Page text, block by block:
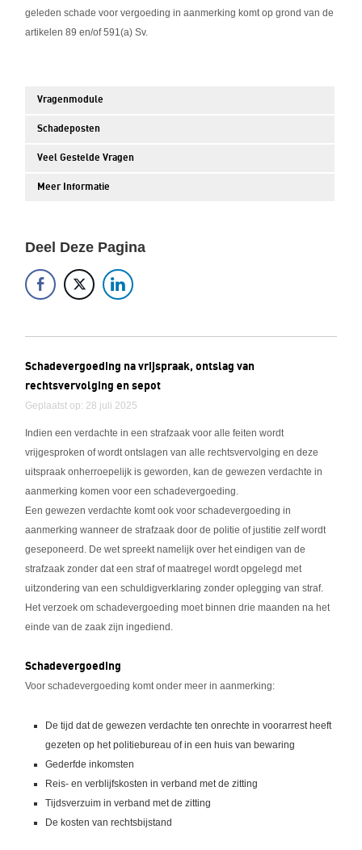
geleden schade voor vergoeding in aanmerking komt op grond van de
artikelen 89 en/of 591(a) Sv.
Vragenmodule
Schadeposten
Veel Gestelde Vragen
Meer Informatie
Deel Deze Pagina
Schadevergoeding na vrijspraak, ontslag van
rechtsvervolging en sepot
Geplaatst op: 28 juli 2025
Indien een verdachte in een strafzaak voor alle feiten wordt
vrijgesproken of wordt ontslagen van alle rechtsvervolging en deze
uitspraak onherroepelijk is geworden, kan de gewezen verdachte in
aanmerking komen voor een schadevergoeding.
Een gewezen verdachte komt ook voor schadevergoeding in
aanmerking wanneer de strafzaak door de politie of justitie zelf wordt
geseponeerd. De wet spreekt namelijk over het eindigen van de
strafzaak zonder dat een straf of maatregel wordt opgelegd met
uitzondering van een schuldigverklaring zonder oplegging van straf.
Het verzoek om schadevergoeding moet binnen drie maanden na het
einde van de zaak zijn ingediend.
Schadevergoeding
Voor schadevergoeding komt onder meer in aanmerking:
De tijd dat de gewezen verdachte ten onrechte in voorarrest heeft
gezeten op het politiebureau of in een huis van bewaring
Gederfde inkomsten
Reis- en verblijfskosten in verband met de zitting
Tijdsverzuim in verband met de zitting
De kosten van rechtsbijstand